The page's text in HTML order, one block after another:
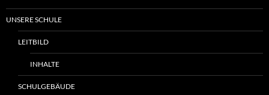
UNSERE SCHULE
LEITBILD
INHALTE
SCHULGEBÄUDE